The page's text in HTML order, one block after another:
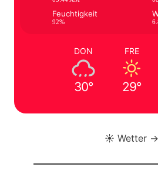
Feuchtigkeit
92%
DON
30°
FRE
29°
☀️ Wetter →